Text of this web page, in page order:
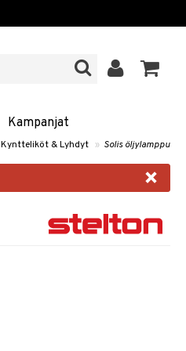
Kampanjat
Kyntteliköt & Lyhdyt » Solis öljylamppu
×